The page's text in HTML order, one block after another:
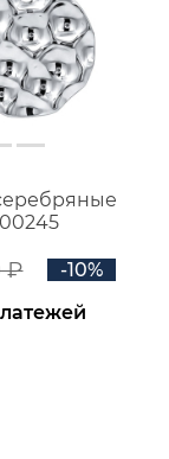
₽
-10%